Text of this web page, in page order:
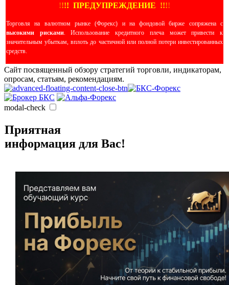
!!!! ПРЕДУПРЕЖДЕНИЕ !!!!
Торговля на валютном рынке (Форекс) и на фондовой бирже сопряжена с
высокими рисками. Использование кредитного плеча может привести к
значительным убыткам, вплоть до частичной или полной потери инвестированных
средств.
Сайт посвященный обзору стратегий торговли, индикаторам,
опросам, статьям, рекомендациям.
modal-check
Приятная
информация для Вас!